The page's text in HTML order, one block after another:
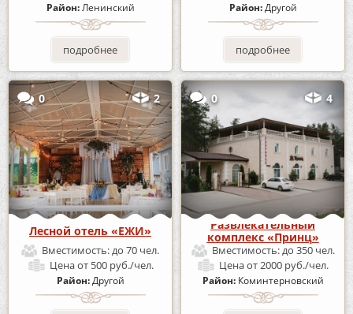
Район:Ленинский
подробнее
Район:Другой
подробнее
0 2
Лесной отель «ЕЖИ»
Вместимость:до 70 чел.
Ценаот 500 руб./чел.
Район:Другой
0 4
Развлекательный
комплекс «Принц»
Вместимость:до 350 чел.
Ценаот 2000 руб./чел.
Район: Коминтерновский